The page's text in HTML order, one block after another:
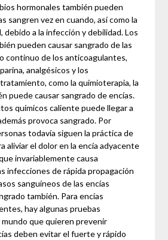
hormonales también pueden
sangren vez en cuando, así como la
debido a la infección y debilidad. Los
pueden causar sangrado de las
continuo de los anticoagulantes,
analgésicos y los
como la quimioterapia, la
puede causar sangrado de encías.
químicos caliente puede llegar a
provoca sangrado. Por
todavía siguen la práctica de
aliviar el dolor en la encía adyacente
invariablemente causa
infecciones de rápida propagación
sanguíneos de las encías
también. Para encías
hay algunas pruebas
que quieren prevenir
deben evitar el fuerte y rápido